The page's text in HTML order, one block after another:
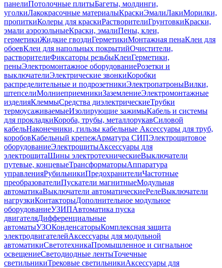
панелиПотолочные плитыБагеты, молдинги,
уголкиЛакокрасочные материалыКраскиЭмалиЛакиМорилки,
пропиткиКолеры для краскиРастворителиГрунтовкиКраски,
эмали аэрозольныеКраски, эмалиПены, клеи,
герметикиЖидкие гвоздиГерметикиМонтажная пенаКлеи для
обоевКлеи для напольных покрытийОчистители,
растворителиФиксаторы резьбыКлеиГерметики,
пеныЭлектромонтажное оборудованиеРозетки и
выключателиЭлектрические звонкиКоробки
распределительные и подрозетникиЭлектропатроныВилки,
штепселиМолниеприемникиЗаземлениеЭлектромонтажные
изделияКлеммыСредства диэлектрическиеТрубки
термоусаживаемыеИзолирующие зажимыКабель и системы
для прокладкиКороба, трубы, металлорукавСиловой
кабельНаконечники, гильзы кабельные Аксессуары для труб,
коробовКабельный крепежАрматура СИПЭлектрощитовое
оборудованиеЭлектрощитыАксессуары для
электрощитаШины электротехническиеВыключатели
путевые, концевыеТрансформаторыАппаратура
управленияРубильникиПредохранителиЧастотные
преобразователиПускатели магнитныеМодульная
автоматикаВыключатели автоматическиеРелеВыключатели
нагрузкиКонтакторыДополнительное модульное
оборудованиеУЗИПАвтоматика пуска
двигателяДифференциальные
автоматыУЗОКонденсаторыКомплексная защита
электродвигателейАксессуары для модульной
автоматикиСветотехникаПромышленное и сигнальное
освещениеСветодиодные лентыТочечные
светильникиТрековые светильникиАксессуары для